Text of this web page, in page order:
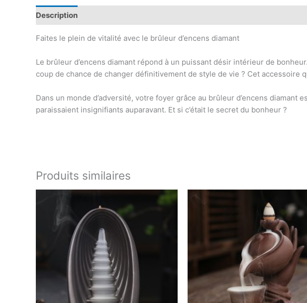
Description
Faites le plein de vitalité avec le brûleur d’encens diamant
Le brûleur d’encens diamant répond à un puissant désir intérieur de
coup de chance de changer définitivement de style de vie ? Cet accessoire
Dans un monde d’adversité, votre foyer grâce au brûleur d’encens
paraissaient insignifiants auparavant. Et si c’était le secret du bonheur ?
Produits similaires